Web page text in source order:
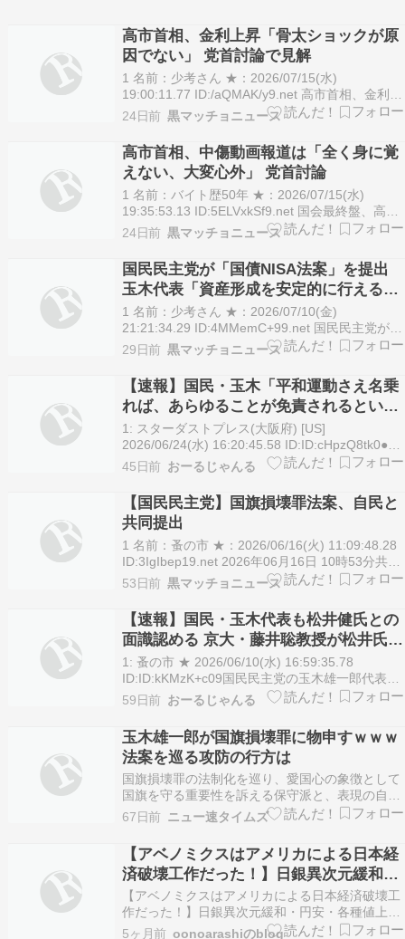
高市首相、金利上昇「骨太ショックが原
因でない」 党首討論で見解
1 名前：少考さん ★：2026/07/15(水)
19:00:11.77 ID:/aQMAK/y9.net 高市首相、金利上
昇「骨太ショックが原因でない」 党首討論で見解
- 日本経済新聞 2026年7月15日 18:02 高市早苗首
相は15日の党首討論で「経済財政運営と改革…
24日前 黒マッチョニュース
高市首相、中傷動画報道は「全く身に覚
えない、大変心外」 党首討論
1 名前：バイト歴50年 ★：2026/07/15(水)
19:35:53.13 ID:5ELVxkSf9.net 国会最終盤、高市
早苗首相は野党6党首との一対一の論戦に、いか
に臨むのか。党首討論をタイムラインで詳報しま
す。 ■党首討論の予定（各党首） 15:00～15:15
…
24日前 黒マッチョニュース
国民民主党が「国債NISA法案」を提出
玉木代表「資産形成を安定的に行えるよ
うに」
1 名前：少考さん ★：2026/07/10(金)
21:21:34.29 ID:4MMemC+99.net 国民民主党が
〝NISAに国債追加〟法案を提出 玉木代表「資産
形成を安定的に行えるように」 | 東スポWEB
2026年7月10日 20:17 東スポWEB 国民民主党
（…
29日前 黒マッチョニュース
【速報】国民・玉木「平和運動さえ名乗
れば、あらゆることが免責されるという
ある種の甘えは見直していくべき」
1: スターダストプレス(大阪府) [US]
2026/06/24(水) 16:20:45.58 ID:ID:cHpzQ8tk0●国
民民主党の玉木雄一郎代表は24日の記者会見で、
前日に参列した「沖縄全戦没者追悼式」で、高市
早苗首相の演説中のヤジがうるさかったと振り返
り、「非常に残…
45日前 おーるじゃんる
【国民民主党】国旗損壊罪法案、自民と
共同提出
1 名前：蚤の市 ★：2026/06/16(火) 11:09:48.28
ID:3IgIbep19.net 2026年06月16日 10時53分共同
通信 https://www.47news.jp/14475985.html 国民
民主党の玉木雄一郎代表は16日の記者会見で、国
旗…
53日前 黒マッチョニュース
【速報】国民・玉木代表も松井健氏との
面識認める 京大・藤井聡教授が松井氏と
玉木氏は面識があり、3人で食事をした
ことを明かしていた
1: 蚤の市 ★ 2026/06/10(水) 16:59:35.78
ID:ID:kKMzK+c09国民民主党の玉木雄一郎代表は
10日、Xを更新し、nｅu社の松井健CEOとの関係
について言及した。玉木氏は「中傷動画を発信し
ていたと報道されている松井健氏と私との関係に
ついては、3月…
59日前 おーるじゃんる
玉木雄一郎が国旗損壊罪に物申すｗｗｗ
法案を巡る攻防の行方は
国旗損壊罪の法制化を巡り、愛国心の象徴として
国旗を守る重要性を訴える保守派と、表現の自由
を侵害すると批判する共産党などの反発が対立。
国民民主党の玉木代表も違憲と指摘。法案の今後
の進展に注目が集まる。 国民・玉木雄一郎代表が
ダメ出し連発 自民「国旗損壊罪」内容に「過度な
制限」「反対…
67日前 ニュー速タイムズ
【アベノミクスはアメリカによる日本経
済破壊工作だった！】日銀異次元緩和・
円安・各種値上げの元凶アベノミクス～
日本バブル崩壊の元凶は米国との「プラ
ザ合意」にあった！～
【アベノミクスはアメリカによる日本経済破壊工
作だった！】日銀異次元緩和・円安・各種値上げ
の元凶アベノミクス～日本バブル崩壊の元凶は米
5ヶ月前 oonoarashiのblog